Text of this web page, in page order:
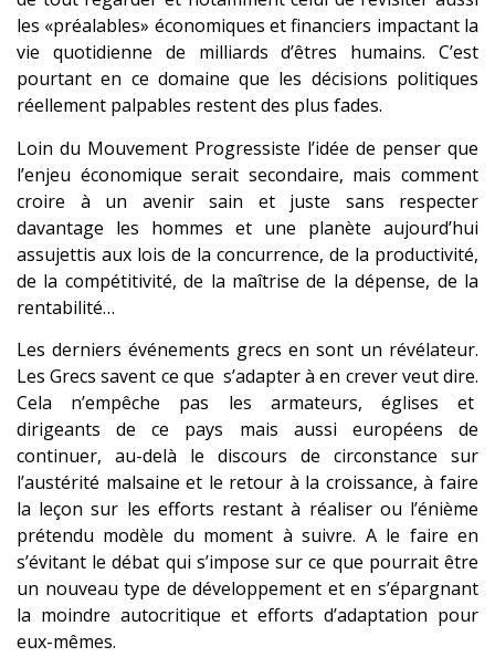
les «préalables» économiques et financiers impactant la
vie quotidienne de milliards d’êtres humains. C’est
pourtant en ce domaine que les décisions politiques
réellement palpables restent des plus fades.
Loin du Mouvement Progressiste l’idée de penser que
l’enjeu économique serait secondaire, mais comment
croire à un avenir sain et juste sans respecter
davantage les hommes et une planète aujourd’hui
assujettis aux lois de la concurrence, de la productivité,
de la compétitivité, de la maîtrise de la dépense, de la
rentabilité…
Les derniers événements grecs en sont un révélateur.
Les Grecs savent ce que s’adapter à en crever veut dire.
Cela n’empêche pas les armateurs, églises et
dirigeants de ce pays mais aussi européens de
continuer, au-delà le discours de circonstance sur
l’austérité malsaine et le retour à la croissance, à faire
la leçon sur les efforts restant à réaliser ou l’énième
prétendu modèle du moment à suivre. A le faire en
s’évitant le débat qui s’impose sur ce que pourrait être
un nouveau type de développement et en s’épargnant
la moindre autocritique et efforts d’adaptation pour
eux-mêmes.